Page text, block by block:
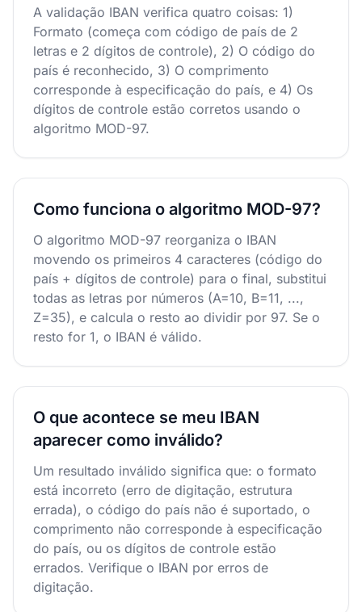
A validação IBAN verifica quatro coisas: 1)
Formato (começa com código de país de 2
letras e 2 dígitos de controle), 2) O código do
país é reconhecido, 3) O comprimento
corresponde à especificação do país, e 4) Os
dígitos de controle estão corretos usando o
algoritmo MOD-97.
Como funciona o algoritmo MOD-97?
O algoritmo MOD-97 reorganiza o IBAN
movendo os primeiros 4 caracteres (código do
país + dígitos de controle) para o final, substitui
todas as letras por números (A=10, B=11, ...,
Z=35), e calcula o resto ao dividir por 97. Se o
resto for 1, o IBAN é válido.
O que acontece se meu IBAN
aparecer como inválido?
Um resultado inválido significa que: o formato
está incorreto (erro de digitação, estrutura
errada), o código do país não é suportado, o
comprimento não corresponde à especificação
do país, ou os dígitos de controle estão
errados. Verifique o IBAN por erros de
digitação.